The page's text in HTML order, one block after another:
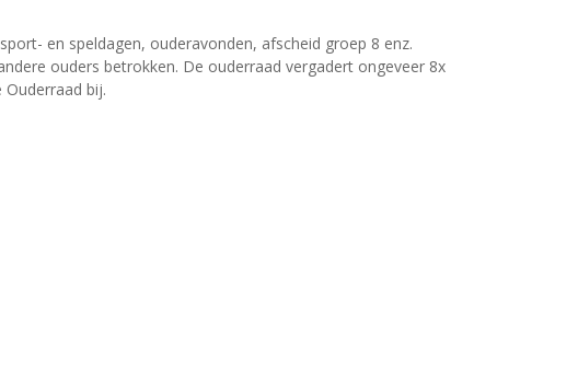
en speldagen, ouderavonden, afscheid groep 8 enz.
ouders betrokken. De ouderraad vergadert ongeveer 8x
bij.